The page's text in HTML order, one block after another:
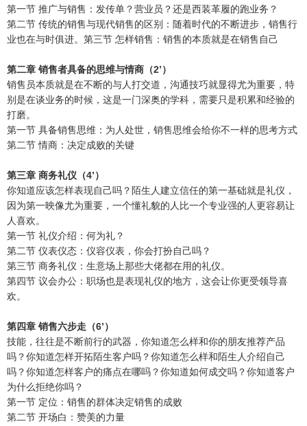
第一节 推广与销售：发传单？营业员？还是西装革履的跑业务？
第二节 传统的销售与现代销售的区别：随着时代的不断进步，销售行
业也在与时俱进。第三节 怎样销售：销售的本质就是在销售自己
第二章 销售者具备的思维与情商（2’）
销售员本质就是在不断的与人打交道，沟通技巧就显得尤为重要，特
别是在谈业务的时候，这是一门深奥的学科，需要只是积累和经验的
打磨。
第一节 具备销售思维：为人处世，销售思维会给你不一样的思考方式
第二节 情商：决定成败的关键
第三章 商务礼仪（4’）
你知道应该怎样表现自己吗？陌生人建立信任的第一基础就是礼仪，
因为第一映像尤为重要，一个懂礼貌的人比一个专业强的人更容易让
人喜欢。
第一节 礼仪介绍：何为礼？
第二节 仪表仪态：仪容仪表，你会打扮自己吗？
第三节 商务礼仪：生意场上那些大佬都在用的礼仪。
第四节 议会办公：职场也是表现礼仪的地方，这会让你更受领导喜
欢。
第四章 销售六步走（6’）
技能，往往是不断前行的武器，你知道怎么样和你的朋友推荐产品
吗？你知道怎样开拓陌生客户吗？你知道怎么样和陌生人介绍自己
吗？你知道怎样客户的痛点在哪吗？你知道如何成交吗？你知道客户
为什么拒绝你吗？
第一节 定位：销售的群体决定销售的成败
第二节 开场白：赞美的力量